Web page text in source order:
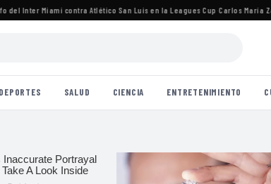
Miami contra Atlético San Luis en la Leagues Cup ·Carlos María
DEPORTES SALUD CIENCIA ENTRETENIMIENTO